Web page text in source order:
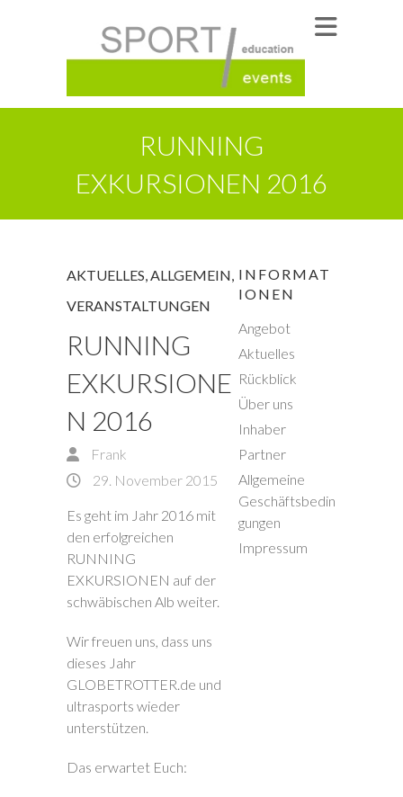
RUNNING
EXKURSIONEN 2016
AKTUELLES,ALLGEMEIN,
VERANSTALTUNGEN
RUNNING
EXKURSIONE
N 2016
Frank
29. November 2015
Es geht im Jahr 2016 mit
den erfolgreichen
RUNNING
EXKURSIONEN auf der
schwäbischen Alb weiter.
Wir freuen uns, dass uns
dieses Jahr
GLOBETROTTER.de und
ultrasports wieder
unterstützen.
Das erwartet Euch:
INFORMAT
IONEN
Angebot
Aktuelles
Rückblick
Über uns
Inhaber
Partner
Allgemeine
Geschäftsbedin
gungen
Impressum